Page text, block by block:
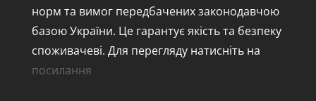
норм та вимог передбачених законодавчою
базою України. Це гарантує якість та безпеку
споживачеві. Для перегляду натисніть на
посилання